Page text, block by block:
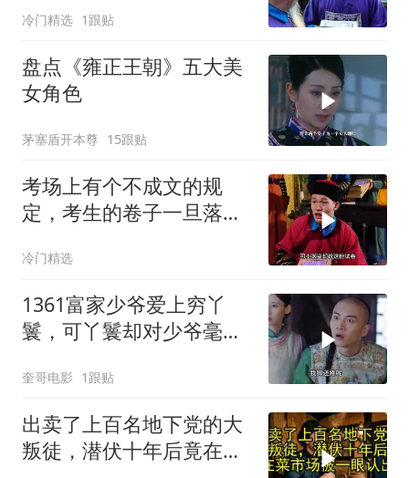
冷门精选 1跟贴
盘点《雍正王朝》五大美
女角色
茅塞盾开本尊 15跟贴
考场上有个不成文的规
定，考生的卷子一旦落
冷门精选
1361富家少爷爱上穷丫
鬟，可丫鬟却对少爷毫无
奎哥电影 1跟贴
出卖了上百名地下党的大
叛徒，潜伏十年后竟在菜